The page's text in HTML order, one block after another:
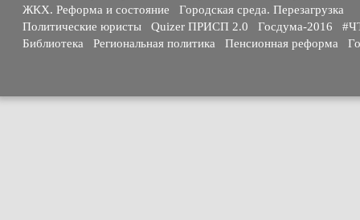
ЖКХ. Реформа и состояние
Городская среда. Перезагрузка
Политические юристы
Quizer ПРИСП 2.0 Госдума-2016
Библиотека
Региональная политика Пенсионная реформа